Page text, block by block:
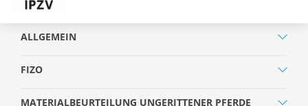
ALLGEMEIN
FIZO
MATERIALBEURTEILUNG UNGERITTENER PFERDE